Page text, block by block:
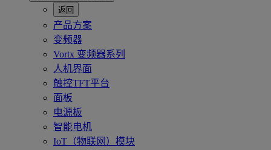
返回
产品方案
变频器
Vortx 变频器系列
人机界面
触控TFT平台
面板
电源板
智能电机
IoT（物联网）模块